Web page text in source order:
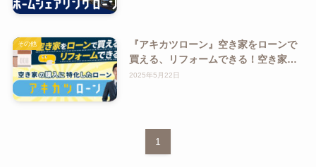
その他
『アキカツローン』空き家をローンで
買える、リフォームできる！空き家特
化ローン！
2025年5月22日
1